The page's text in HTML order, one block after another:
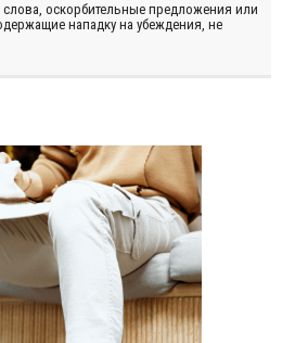
оскорбительные предложения или
нападку на убеждения, не